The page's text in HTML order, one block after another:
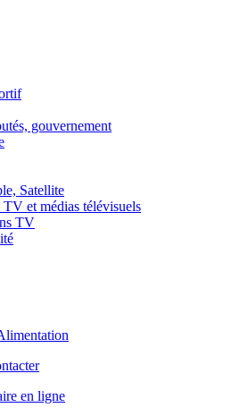
gouvernement
Satellite
TV et médias télévisuels
TV
en ligne